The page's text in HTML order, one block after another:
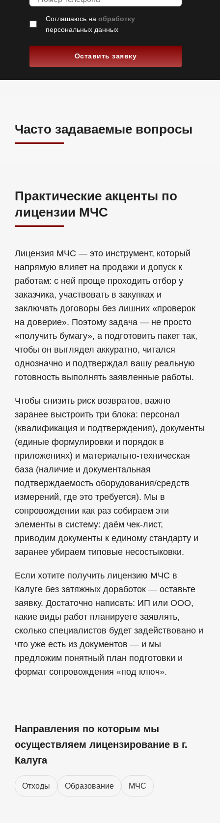
Соглашаюсь на обработку
персональных данных
Оставить заявку
Часто задаваемые вопросы
Практические акценты по
лицензии МЧС
Лицензия МЧС — это инструмент, который
напрямую влияет на продажи и допуск к
работам: с ней проще проходить отбор у
заказчика, участвовать в закупках и
заключать договоры без лишних «проверок
на доверие». Поэтому задача — не просто
«получить бумагу», а подготовить пакет так,
чтобы он выглядел аккуратно, читался
однозначно и подтверждал вашу реальную
готовность выполнять заявленные работы.
Чтобы снизить риск возвратов, важно
заранее выстроить три блока: персонал
(квалификация и подтверждения), документы
(единые формулировки и порядок в
приложениях) и материально‑техническая
база (наличие и документальная
подтверждаемость оборудования/средств
измерений, где это требуется). Мы в
сопровождении как раз собираем эти
элементы в систему: даём чек‑лист,
приводим документы к единому стандарту и
заранее убираем типовые несостыковки.
Если хотите получить лицензию МЧС в
Калуге без затяжных доработок — оставьте
заявку. Достаточно написать: ИП или ООО,
какие виды работ планируете заявлять,
сколько специалистов будет задействовано и
что уже есть из документов — и мы
предложим понятный план подготовки и
формат сопровождения «под ключ».
Направления по которым мы
осуществляем лицензирование в г.
Калуга
Отходы Образование МЧС